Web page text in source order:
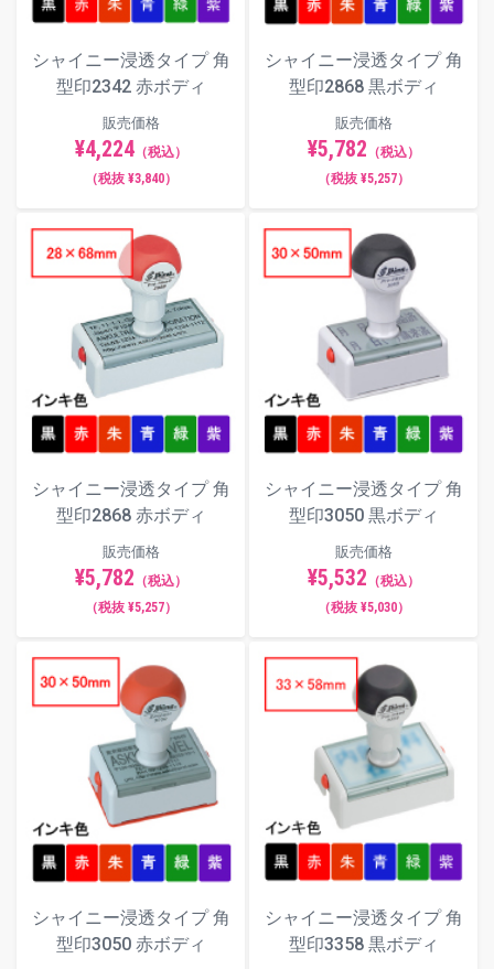
シャイニー浸透タイプ 角
型印2342 赤ボディ
販売価格
¥4,224（税込）
（税抜 ¥3,840）
シャイニー浸透タイプ 角
型印2868 黒ボディ
販売価格
¥5,782 （税込）
（税抜 ¥5,257）
シャイニー浸透タイプ 角
型印2868 赤ボディ
販売価格
¥5,782 （税込）
（税抜 ¥5,257）
シャイニー浸透タイプ 角
型印3050 黒ボディ
販売価格
¥5,532 （税込）
（税抜 ¥5,030）
シャイニー浸透タイプ 角
型印3050 赤ボディ
シャイニー浸透タイプ 角
型印3358 黒ボディ